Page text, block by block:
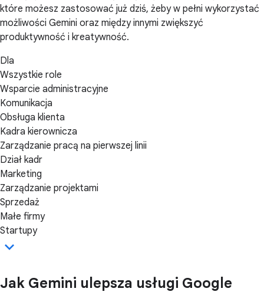
które możesz zastosować już dziś, żeby w pełni wykorzystać
możliwości Gemini oraz między innymi zwiększyć
produktywność i kreatywność.
Dla
Wszystkie role
Wsparcie administracyjne
Komunikacja
Obsługa klienta
Kadra kierownicza
Zarządzanie pracą na pierwszej linii
Dział kadr
Marketing
Zarządzanie projektami
Sprzedaż
Małe firmy
Startupy
Jak Gemini ulepsza usługi Google